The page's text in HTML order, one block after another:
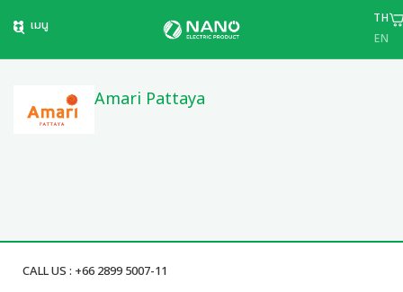
เมนู
TH
EN
Amari Pattaya
CALL US : +66 2899 5007-11